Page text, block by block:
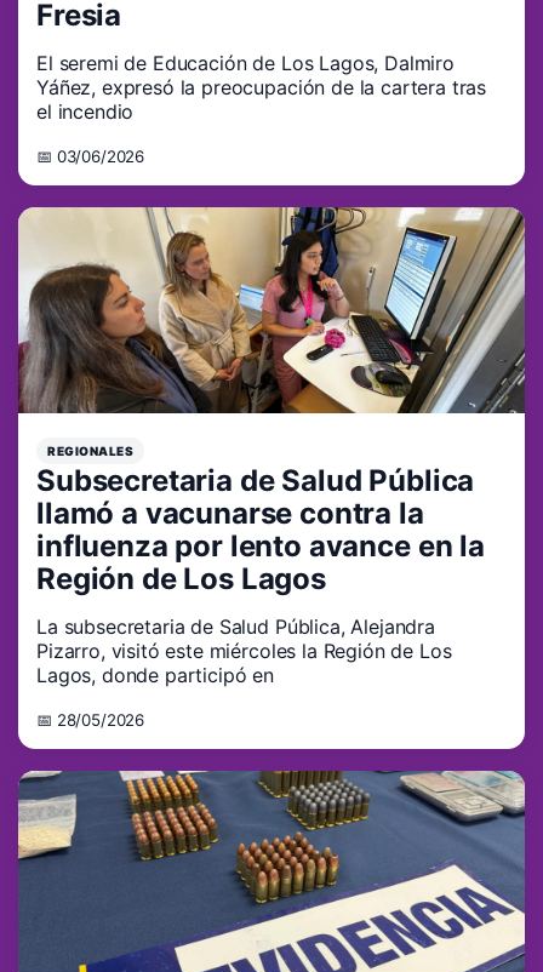
Fresia
El seremi de Educación de Los Lagos, Dalmiro
Yáñez, expresó la preocupación de la cartera tras
el incendio
📅 03/06/2026
REGIONALES
Subsecretaria de Salud Pública
llamó a vacunarse contra la
influenza por lento avance en la
Región de Los Lagos
La subsecretaria de Salud Pública, Alejandra
Pizarro, visitó este miércoles la Región de Los
Lagos, donde participó en
📅 28/05/2026